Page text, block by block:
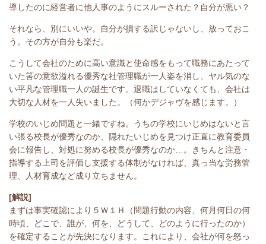
導したのに経営者に他人事のようにスルーされた？自分が悪い？
それなら、別にいいや。自分が損する訳じゃないし、放っておこ
う。その方が自分も楽だ。
こうして会社のために高い意識と使命感をもって職務にあたって
いた筈の意欲溢れる優秀な社管理職が一人姿を消し、ヤル気のな
い平凡な管理職一人の誕生です。退職はしていなくても、会社は
大切な人材を一人失いました。（何かデジャヴを感じます。）
学校のいじめ問題と一緒ですね。うちの学校にいじめはないと言
い張る校長が優秀なのか、隠れたいじめを見つけ正直に教育委員
会に報告し、対処に努める校長が優秀なのか…。きちんと注意・
指導する上司を評価し支援する体制がなければ、真っ当な労務管
理、人材育成など成り立ちません。
[解説]
まずは事実確認により５Ｗ１Ｈ（問題行動の内容、何月何日の何
時頃、どこで、誰が、何を、どうして、どのように行ったのか）
を確定することが先決になります。これにより、会社が何を怒っ